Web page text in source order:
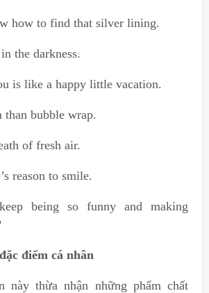
how to find that silver lining.
the darkness.
is like a happy little vacation.
than bubble wrap.
of fresh air.
reason to smile.
being so funny and making
điểm cá nhân
này thừa nhận những phẩm chất